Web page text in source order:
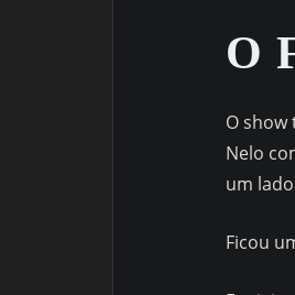
O
O show
Nelo
um
Ficou